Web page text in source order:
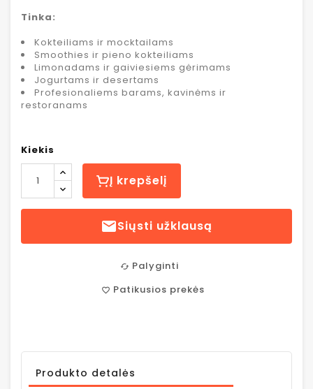
Tinka:
Kokteiliams ir mocktailams
Smoothies ir pieno kokteiliams
Limonadams ir gaiviesiems gėrimams
Jogurtams ir desertams
Profesionaliems barams, kavinėms ir
restoranams
Kiekis
Į krepšelį
Siųsti užklausą
cached Palyginti
favorite_border Patikusios prekės
Produkto detalės